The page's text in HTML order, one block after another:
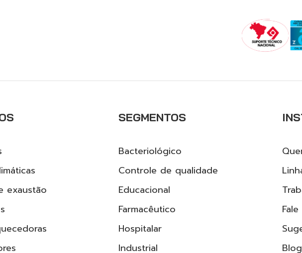
exaustão
SEGMENTOS
Bacteriológico
Controle de qualidade
Educacional
Farmacêutico
Hospitalar
Industrial
Blog